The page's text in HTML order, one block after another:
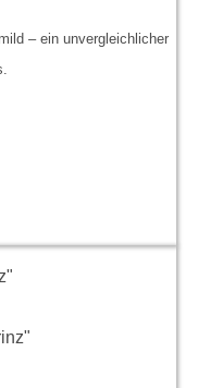
– ein unvergleichlicher